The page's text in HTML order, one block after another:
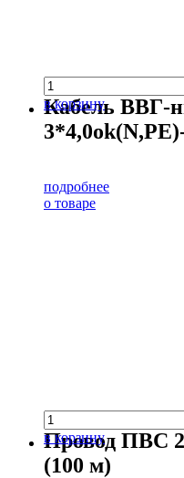
в корзину
Кабель ВВГ-
подробнее
о товаре
в корзину
Провод ПВС
(100 м)